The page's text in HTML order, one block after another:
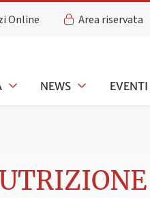
Online Area riservata
NEWS EVENTI